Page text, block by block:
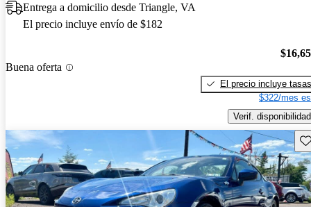
Entrega a domicilio desde Triangle, VA
El precio incluye envío de $182
Buena oferta
El precio incluye tasas
$322/mes
Verif. disponibilidad